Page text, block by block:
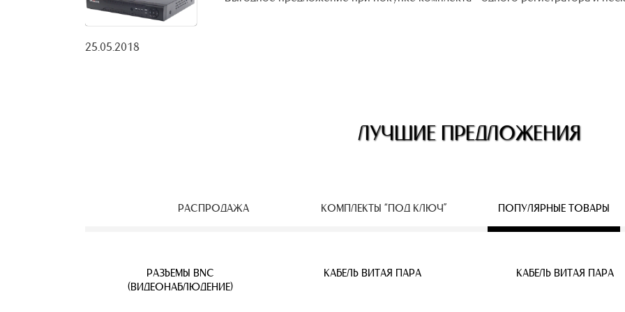
25.05.2018
ЛУЧШИЕ ПРЕДЛОЖЕНИЯ
РАСПРОДАЖА КОМПЛЕКТЫ “ПОД КЛЮЧ” ПОПУЛЯРНЫЕ ТОВАРЫ
УЛИЧНЫЕ IP КАМЕРЫ БЕСПРОВОДНЫЕ IP КАМЕРЫ КАБЕЛЬ ВИТАЯ ПАРА
РАЗЪЕМЫ BNC
(ВИДЕОНАБЛЮДЕНИЕ)
КАБЕЛЬ ВИТАЯ ПАРА КАБЕЛЬ ВИТАЯ ПАРА
КАБЕЛЬ ВИТАЯ ПАРА КАБЕЛЬ ВИТАЯ ПАРА КАБЕЛЬ ВИТАЯ ПАРА